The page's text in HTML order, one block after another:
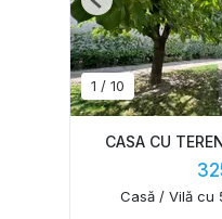
1 / 10
Previous
CASA CU
Casă / Vilă cu